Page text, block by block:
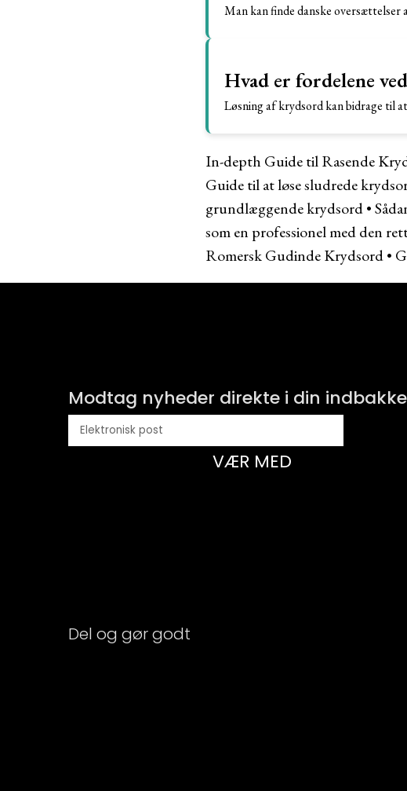
Man kan finde danske
Hvad er fordelene
Løsning af krydsord kan bidrage til
In-depth Guide til Rasende
Guide til at løse sludrede
grundlæggende krydsord•
som en professionel med den
Romersk Gudinde Krydsord•
Modtag nyheder direkte i din indbakke
VÆR MED
Del og gør godt